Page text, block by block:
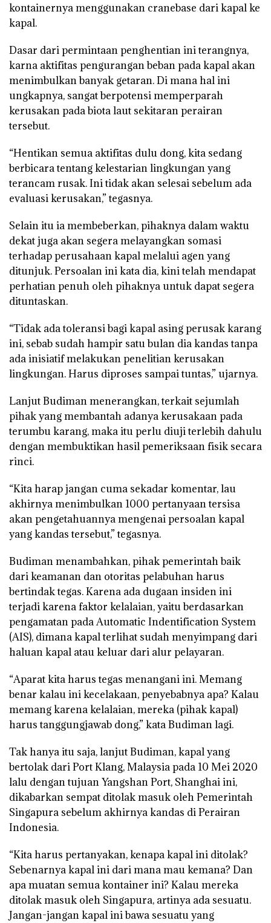
kontainernya menggunakan cranebase dari kapal ke
kapal.
Dasar dari permintaan penghentian ini terangnya,
karna aktifitas pengurangan beban pada kapal akan
menimbulkan banyak getaran. Di mana hal ini
ungkapnya, sangat berpotensi memperparah
kerusakan pada biota laut sekitaran perairan
tersebut.
“Hentikan semua aktifitas dulu dong, kita sedang
berbicara tentang kelestarian lingkungan yang
terancam rusak. Ini tidak akan selesai sebelum ada
evaluasi kerusakan,” tegasnya.
Selain itu ia membeberkan, pihaknya dalam waktu
dekat juga akan segera melayangkan somasi
terhadap perusahaan kapal melalui agen yang
ditunjuk. Persoalan ini kata dia, kini telah mendapat
perhatian penuh oleh pihaknya untuk dapat segera
dituntaskan.
“Tidak ada toleransi bagi kapal asing perusak karang
ini, sebab sudah hampir satu bulan dia kandas tanpa
ada inisiatif melakukan penelitian kerusakan
lingkungan. Harus diproses sampai tuntas,” ujarnya.
Lanjut Budiman menerangkan, terkait sejumlah
pihak yang membantah adanya kerusakaan pada
terumbu karang, maka itu perlu diuji terlebih dahulu
dengan membuktikan hasil pemeriksaan fisik secara
rinci.
“Kita harap jangan cuma sekadar komentar, lau
akhirnya menimbulkan 1000 pertanyaan tersisa
akan pengetahuannya mengenai persoalan kapal
yang kandas tersebut,” tegasnya.
Budiman menambahkan, pihak pemerintah baik
dari keamanan dan otoritas pelabuhan harus
bertindak tegas. Karena ada dugaan insiden ini
terjadi karena faktor kelalaian, yaitu berdasarkan
pengamatan pada Automatic Indentification System
(AIS), dimana kapal terlihat sudah menyimpang dari
haluan kapal atau keluar dari alur pelayaran.
“Aparat kita harus tegas menangani ini. Memang
benar kalau ini kecelakaan, penyebabnya apa? Kalau
memang karena kelalaian, mereka (pihak kapal)
harus tanggungjawab dong,” kata Budiman lagi.
Tak hanya itu saja, lanjut Budiman, kapal yang
bertolak dari Port Klang, Malaysia pada 10 Mei 2020
lalu dengan tujuan Yangshan Port, Shanghai ini,
dikabarkan sempat ditolak masuk oleh Pemerintah
Singapura sebelum akhirnya kandas di Perairan
Indonesia.
“Kita harus pertanyakan, kenapa kapal ini ditolak?
Sebenarnya kapal ini dari mana mau kemana? Dan
apa muatan semua kontainer ini? Kalau mereka
ditolak masuk oleh Singapura, artinya ada sesuatu.
Jangan-jangan kapal ini bawa sesuatu yang